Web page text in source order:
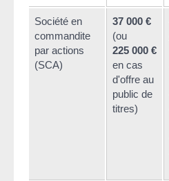
Société en
commandite
par actions
(SCA)
37 000 €
(ou
225 000 €
en cas
d'offre au
public de
titres)